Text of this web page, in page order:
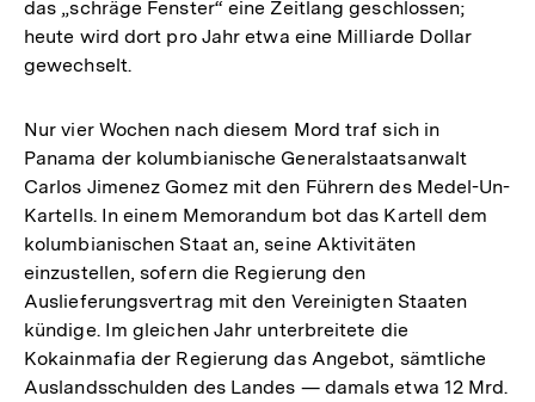
das „schräge Fenster“ eine Zeitlang geschlossen;
heute wird dort pro Jahr etwa eine Milliarde Dollar
gewechselt.
Nur vier Wochen nach diesem Mord traf sich in
Panama der kolumbianische Generalstaatsanwalt
Carlos Jimenez Gomez mit den Führern des Medel-Un-
Kartells. In einem Memorandum bot das Kartell dem
kolumbianischen Staat an, seine Aktivitäten
einzustellen, sofern die Regierung den
Auslieferungsvertrag mit den Vereinigten Staaten
kündige. Im gleichen Jahr unterbreitete die
Kokainmafia der Regierung das Angebot, sämtliche
Auslandsschulden des Landes — damals etwa 12 Mrd.